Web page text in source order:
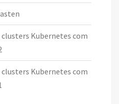
Kubernetes com
Kubernetes com